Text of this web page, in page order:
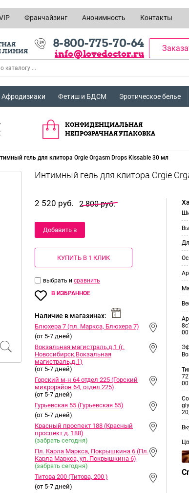
Франчайзинг Анонимность Контакты
ЛИНИЯ
8-800-775-70-64
info@lovedoctor.ru
Афродизиаки Фетиш и БДСМ Эротическое белье
КОНФИДЕНЦИАЛЬНАЯ
НЕПРОЗРАЧНАЯ УПАКОВКА
гель для клитора Orgie Orgasm Drops Kissable 30 мл
2 520 руб. 2 800 руб.
Добавить в
корзину
КУПИТЬ В 1 КЛИК
выбрать и сравнить
В ИЗБРАННОЕ
Наличие в магазинах:
Блюхера 7 (пл. Маркса, Блюхера 7)
(от 5-7 дней)
Вокзальная магистраль,д.1 (г.
Новосибирск,Вокзальная
магистраль,д.1)
(от 5-7 дней)
Горский м-н 64 отдел 225 (Горский
микрорайон 64, отдел 225)
(от 5-7 дней)
Гурьевская 55 (Гурьевская 55)
(от 5-7 дней)
Красный проспект 188 (Красный
проспект д. 188)
(забрать сегодня)
Пл. Карла Маркса, Покрышкина 6 (Пл.
Карла Маркса, ул. Покрышкина 6)
(забрать сегодня)
Титова 200 (Титова, 200 )
(от 5-7 дней)